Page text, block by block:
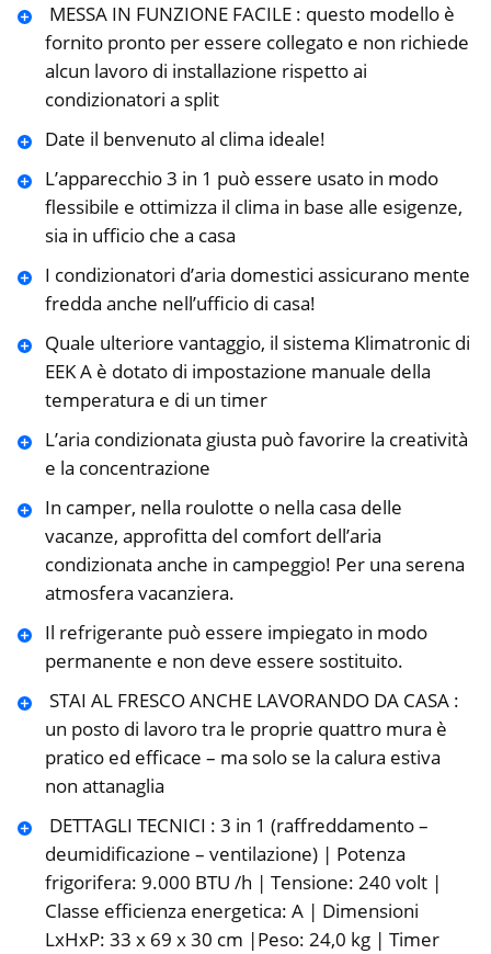
️ MESSA IN FUNZIONE FACILE : questo modello è
fornito pronto per essere collegato e non richiede
alcun lavoro di installazione rispetto ai
condizionatori a split
Date il benvenuto al clima ideale!
L’apparecchio 3 in 1 può essere usato in modo
flessibile e ottimizza il clima in base alle esigenze,
sia in ufficio che a casa
I condizionatori d’aria domestici assicurano mente
fredda anche nell’ufficio di casa!
Quale ulteriore vantaggio, il sistema Klimatronic di
EEK A è dotato di impostazione manuale della
temperatura e di un timer
L’aria condizionata giusta può favorire la creatività
e la concentrazione
In camper, nella roulotte o nella casa delle
vacanze, approfitta del comfort dell’aria
condizionata anche in campeggio! Per una serena
atmosfera vacanziera.
Il refrigerante può essere impiegato in modo
permanente e non deve essere sostituito.
️ STAI AL FRESCO ANCHE LAVORANDO DA CASA :
un posto di lavoro tra le proprie quattro mura è
pratico ed efficace – ma solo se la calura estiva
non attanaglia
️ DETTAGLI TECNICI : 3 in 1 (raffreddamento –
deumidificazione – ventilazione) | Potenza
frigorifera: 9.000 BTU /h | Tensione: 240 volt |
Classe efficienza energetica: A | Dimensioni
LxHxP: 33 x 69 x 30 cm |Peso: 24,0 kg | Timer